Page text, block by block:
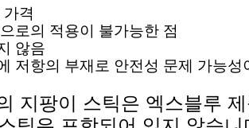
격
로의 적용이 불가능한 점
않음
저항의 부재로 안전성 문제 가능성
지팡이 스틱은 엑스블루